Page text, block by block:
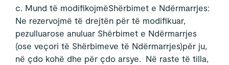
c. Mund të modifikojmëShërbimet e Ndërmarrjes:
Ne rezervojmë të drejtën për të modifikuar,
pezulluarose anuluar Shërbimet e Ndërmarrjes
(ose veçori të Shërbimeve të Ndërmarrjes)për ju,
në çdo kohë dhe për çdo arsye. Në raste të tilla,